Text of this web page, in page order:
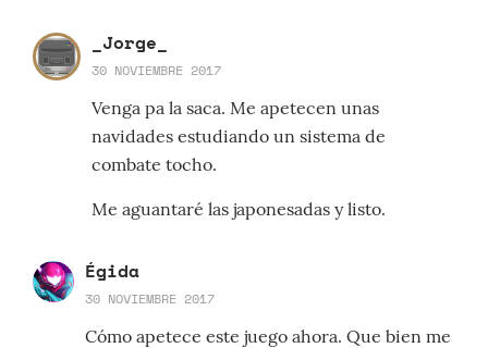
_Jorge_
30 NOVIEMBRE 2017
Venga pa la saca. Me apetecen unas
navidades estudiando un sistema de
combate tocho.
Me aguantaré las japonesadas y listo.
Égida
30 NOVIEMBRE 2017
Cómo apetece este juego ahora. Que bien me